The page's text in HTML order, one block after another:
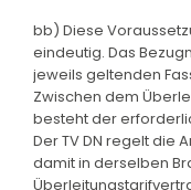
bb) Diese
eindeutig. Das
jeweils geltenden
Zwischen dem
besteht der
Der TV DN regelt die
damit in derselben